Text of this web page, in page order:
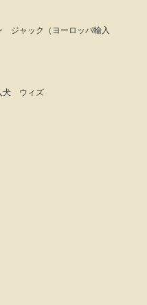
ジャック（ヨーロッパ輸入
犬 ウィズ